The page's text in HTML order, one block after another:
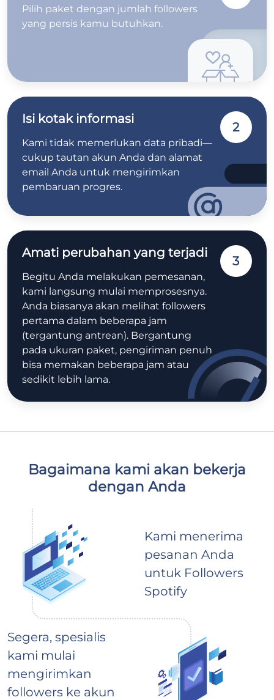
Pilih paket dengan jumlah followers
yang persis kamu butuhkan.
Isi kotak informasi
Kami tidak memerlukan data pribadi—
cukup tautan akun Anda dan alamat
email Anda untuk mengirimkan
pembaruan progres.
2
Amati perubahan yang terjadi
Begitu Anda melakukan pemesanan,
kami langsung mulai memprosesnya.
Anda biasanya akan melihat followers
pertama dalam beberapa jam
(tergantung antrean). Bergantung
pada ukuran paket, pengiriman penuh
bisa memakan beberapa jam atau
sedikit lebih lama.
3
Bagaimana kami akan bekerja
dengan Anda
Kami menerima
pesanan Anda
untuk Followers
Spotify
Segera, spesialis
kami mulai
mengirimkan
followers ke akun